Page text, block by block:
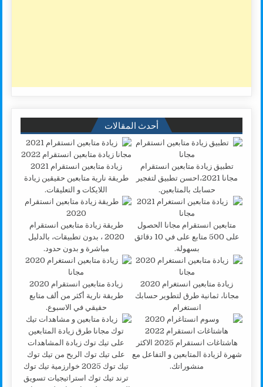
أحدث المقالات
تطبيق زيادة متابعين انستقرام
مجانا 2021،احسن تطبيق لتفجير
حسابك بالمتابعين.
زيادة متابعين انستقرام 2021
طريقة نارية متابعين حقيقين زيادة
اللايكات و التعليقات.
متابعين انستقرام مجانا الحصول
على 500 متابع على في 10 دقائق
بسهولة.
طريقة زيادة متابعين انستقرام
2020 ، بدون تطبيقات، بالدليل
مباشرة و بدون حدود.
زيادة متابعين انستغرام 2020
مجانا، ثمانية طرق لتطوير حسابك
انستغرام
زيادة متابعين انستقرام 2020
طريقة نارية أكثر من ألف متابع
حقيقي في الاسبوع.
هاشتاغات انستقرام 2025 الاكثر
شهرة لزيادة المتابعين و التفاعل مع
منشوراتك.